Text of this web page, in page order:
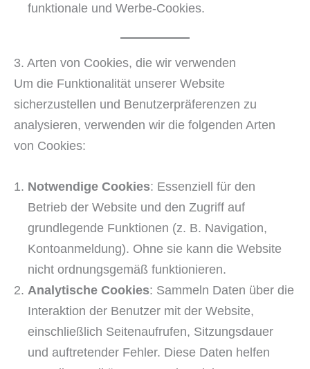
funktionale und Werbe-Cookies.
3. Arten von Cookies, die wir verwenden
Um die Funktionalität unserer Website
sicherzustellen und Benutzerpräferenzen zu
analysieren, verwenden wir die folgenden Arten
von Cookies:
Notwendige Cookies: Essenziell für den
Betrieb der Website und den Zugriff auf
grundlegende Funktionen (z. B. Navigation,
Kontoanmeldung). Ohne sie kann die Website
nicht ordnungsgemäß funktionieren.
Analytische Cookies: Sammeln Daten über die
Interaktion der Benutzer mit der Website,
einschließlich Seitenaufrufen, Sitzungsdauer
und auftretender Fehler. Diese Daten helfen